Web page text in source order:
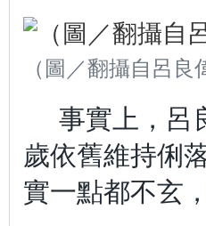
（圖／翻攝自呂良
事實上，呂
歲依舊維持俐
實一點都不玄